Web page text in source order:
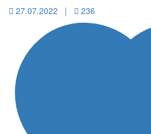
27.07.2022 |
236